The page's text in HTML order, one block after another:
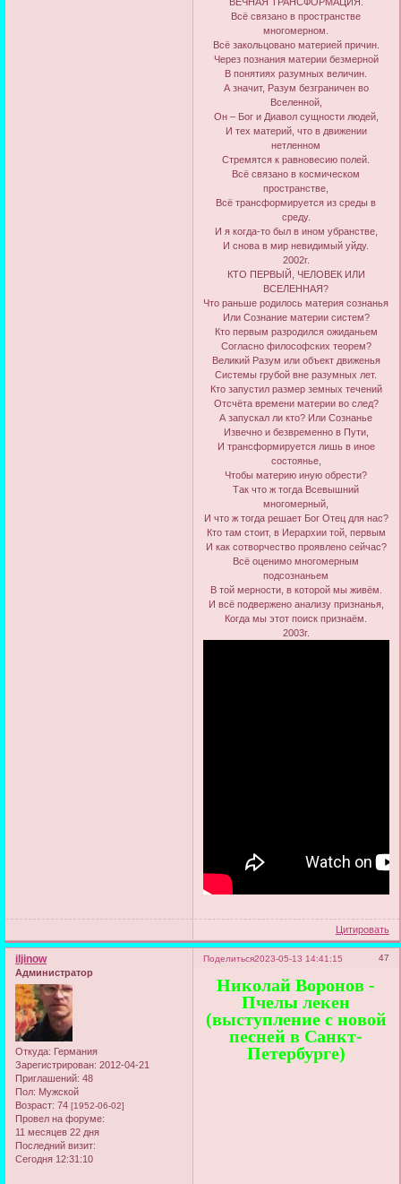
ВЕЧНАЯ ТРАНСФОРМАЦИЯ.
Всё связано в пространстве
многомерном.
Всё закольцовано материей причин.
Через познания материи безмерной
В понятиях разумных величин.
А значит, Разум безграничен во
Вселенной,
Он – Бог и Диавол сущности людей,
И тех материй, что в движении
нетленном
Стремятся к равновесию полей.
Всё связано в космическом
пространстве,
Всё трансформируется из среды в
среду.
И я когда-то был в ином убранстве,
И снова в мир невидимый уйду.
2002г.
КТО ПЕРВЫЙ, ЧЕЛОВЕК ИЛИ
ВСЕЛЕННАЯ?
Что раньше родилось материя сознанья
Или Сознание материи систем?
Кто первым разродился ожиданьем
Согласно философских теорем?
Великий Разум или объект движенья
Системы грубой вне разумных лет.
Кто запустил размер земных течений
Отсчёта времени материи во след?
А запускал ли кто? Или Сознанье
Извечно и безвременно в Пути,
И трансформируется лишь в иное
состоянье,
Чтобы материю иную обрести?
Так что ж тогда Всевышний
многомерный,
И что ж тогда решает Бог Отец для нас?
Кто там стоит, в Иерархии той, первым
И как сотворчество проявлено сейчас?
Всё оценимо многомерным
подсознаньем
В той мерности, в которой мы живём.
И всё подвержено анализу признанья,
Когда мы этот поиск признаём.
2003г.
Цитировать
Поделиться 47
2023-05-13 14:41:15
iljinow
Администратор
Откуда: Германия
Зарегистрирован: 2012-04-21
Приглашений: 48
Пол: Мужской
Возраст: 74 [1952-06-02]
Провел на форуме:
11 месяцев 22 дня
Последний визит:
Сегодня 12:31:10
Николай Воронов -
Пчелы лекен
(выступление с новой
песней в Санкт-
Петербурге)